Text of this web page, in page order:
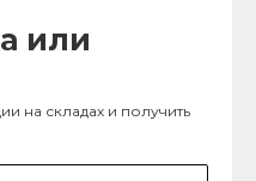
или
на складах и получить